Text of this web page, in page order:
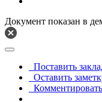
Документ показан в
Поставить
Оставить
Комментировать